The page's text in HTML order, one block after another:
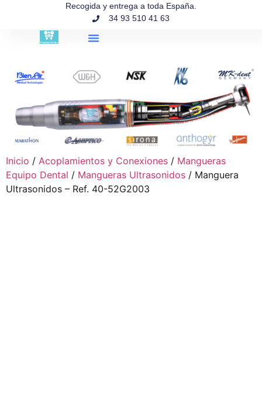
Recogida y entrega a toda España.
34 93 510 41 63
Inicio / Acoplamientos y Conexiones / Mangueras
Equipo Dental / Mangueras Ultrasonidos / Manguera
Ultrasonidos – Ref. 40-52G2003